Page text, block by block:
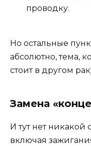
проводку.
Но остальные
абсолютно, тема,
стоит в другом
Замена
И тут нет никакой
включая